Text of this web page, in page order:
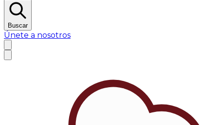
Buscar
Únete a nosotros